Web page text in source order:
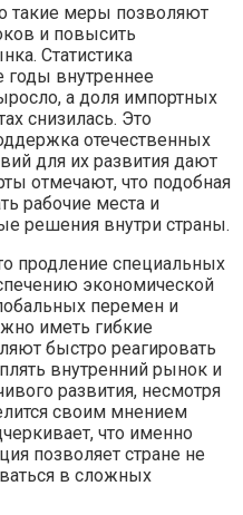
такие меры позволяют
и повысить
Статистика
годы внутреннее
а доля импортных
снизилась. Это
отечественных
для их развития дают
отмечают, что подобная
рабочие места и
решения внутри страны.
продление специальных
экономической
перемен и
иметь гибкие
быстро реагировать
внутренний рынок и
развития, несмотря
своим мнением
что именно
позволяет стране не
в сложных